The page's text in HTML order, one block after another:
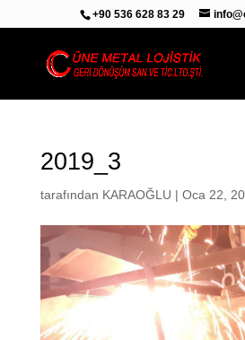
+90 536 628 83 29
2019_3
tarafından KARAOĞLU | Oca 22,